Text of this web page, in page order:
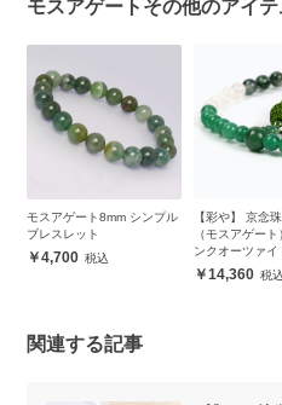
モスアゲートその他のアイテ
モスアゲート8mm シンプル
ブレスレット
4,700
【彩や】 京念
（モスアゲー
ンクオーツァイ
念珠（女性用）
14,360
関連する記事